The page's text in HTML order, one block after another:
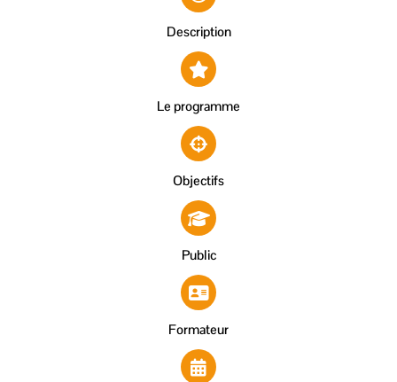
Description
Le programme
Objectifs
Public
Formateur